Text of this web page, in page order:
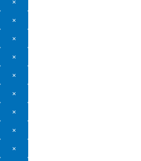
×
×
×
×
×
×
×
×